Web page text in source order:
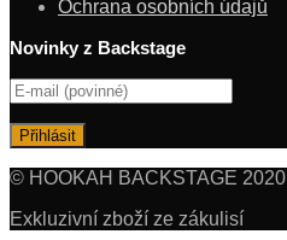
Ochrana osobních údajů
Novinky z Backstage
© HOOKAH BACKSTAGE 2020
Exkluzivní zboží ze zákulisí